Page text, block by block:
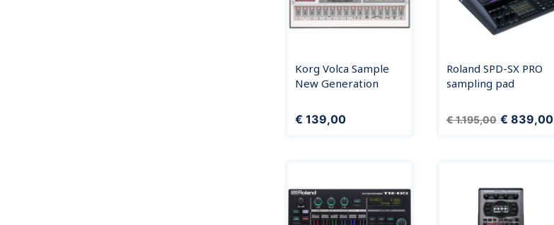
Korg Volca Sample
New Generation
Prijs
€ 139,00
Roland SPD-SX PRO
sampling pad
Normale prijs
€ 1.195,00 Prijs
€ 839,00